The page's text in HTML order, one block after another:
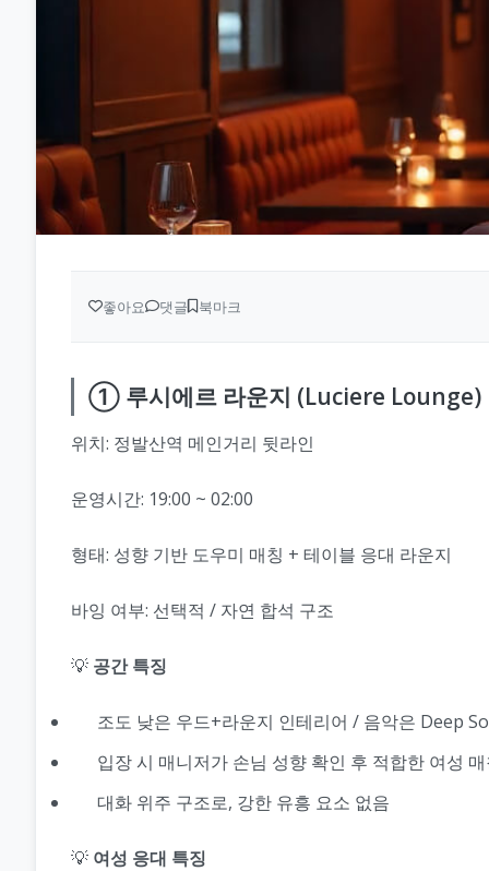
좋아요 댓글 북마크
① 루시에르 라운지 (Luciere Lounge)
위치: 정발산역 메인거리 뒷라인
운영시간: 19:00 ~ 02:00
형태: 성향 기반 도우미 매칭 + 테이블 응대 라운지
바잉 여부: 선택적 / 자연 합석 구조
💡 공간 특징
조도 낮은 우드+라운지 인테리어 / 음악은 Deep
입장 시 매니저가 손님 성향 확인 후 적합한 여성 매
대화 위주 구조로, 강한 유흥 요소 없음
💡 여성 응대 특징